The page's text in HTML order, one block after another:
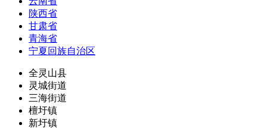
陕西省
甘肃省
青海省
宁夏回族自治区
全灵山县
灵城街道
三海街道
檀圩镇
新圩镇